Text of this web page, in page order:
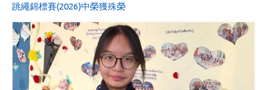
跳繩錦標賽(2026)中榮獲殊榮